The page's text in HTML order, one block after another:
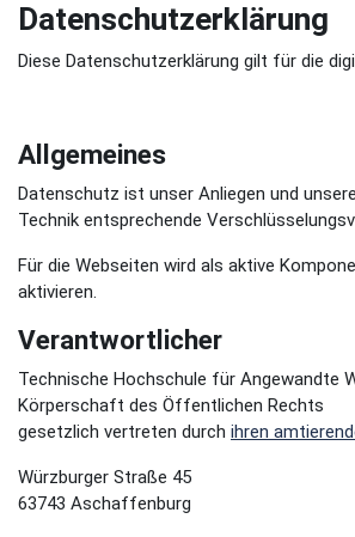
Datenschutzerklärung
Diese Datenschutzerklärung gilt für die
Allgemeines
Datenschutz ist unser Anliegen und
Technik entsprechende
Für die Webseiten wird als aktive
aktivieren.
Verantwortlicher
Technische Hochschule für Angewandte
Körperschaft des Öffentlichen Rechts
gesetzlich vertreten durch ihren
Würzburger Straße 45
63743 Aschaffenburg